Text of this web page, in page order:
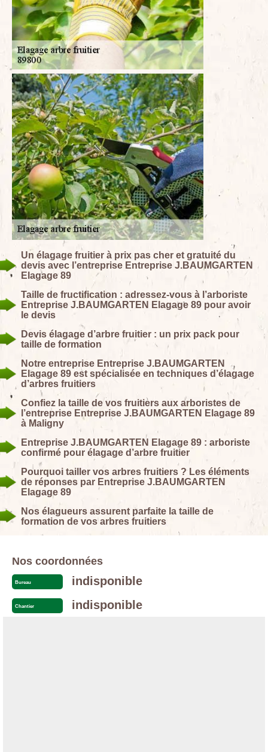
Un élagage fruitier à prix pas cher et gratuité du
devis avec l’entreprise Entreprise J.BAUMGARTEN
Elagage 89
Taille de fructification : adressez-vous à l’arboriste
Entreprise J.BAUMGARTEN Elagage 89 pour avoir
le devis
Devis élagage d’arbre fruitier : un prix pack pour
taille de formation
Notre entreprise Entreprise J.BAUMGARTEN
Elagage 89 est spécialisée en techniques d’élagage
d’arbres fruitiers
Confiez la taille de vos fruitiers aux arboristes de
l’entreprise Entreprise J.BAUMGARTEN Elagage 89
à Maligny
Entreprise J.BAUMGARTEN Elagage 89 : arboriste
confirmé pour élagage d’arbre fruitier
Pourquoi tailler vos arbres fruitiers ? Les éléments
de réponses par Entreprise J.BAUMGARTEN
Elagage 89
Nos élagueurs assurent parfaite la taille de
formation de vos arbres fruitiers
Nos coordonnées
Bureau indisponible
Chantier indisponible